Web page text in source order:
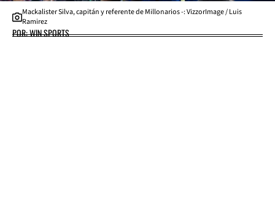
Mackalister Silva, capitán y referente de Millonarios -: VizzorImage / Luis
Ramirez
POR: WIN SPORTS